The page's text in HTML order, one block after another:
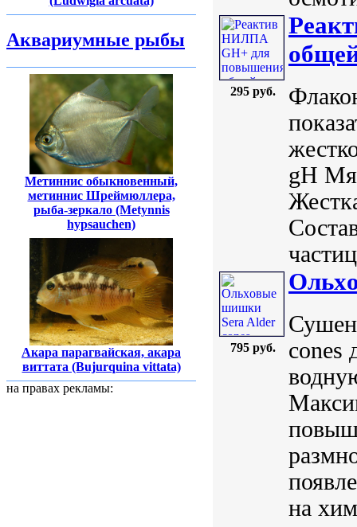
Аквариумные рыбы
Метиннис обыкновенный,
метиннис Шреймюллера,
рыба-зеркало (Metynnis
hypsauchen)
Акара парагвайская, акара
виттата (Bujurquina vittata)
на правах рекламы:
295 руб.
gH
795 руб.
cones
на